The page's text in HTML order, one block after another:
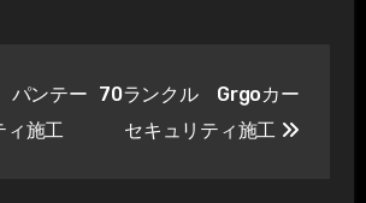
パンテー
ィ施工
70ランクル Grgoカー
セキュリティ施工